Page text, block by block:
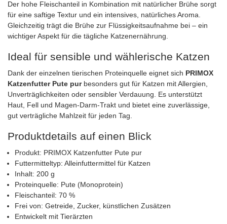
Der hohe Fleischanteil in Kombination mit natürlicher Brühe sorgt
für eine saftige Textur und ein intensives, natürliches Aroma.
Gleichzeitig trägt die Brühe zur Flüssigkeitsaufnahme bei – ein
wichtiger Aspekt für die tägliche Katzenernährung.
Ideal für sensible und wählerische Katzen
Dank der einzelnen tierischen Proteinquelle eignet sich PRIMOX
Katzenfutter Pute purbesonders gut für Katzen mit Allergien,
Unverträglichkeiten oder sensibler Verdauung. Es unterstützt
Haut, Fell und Magen-Darm-Trakt und bietet eine zuverlässige,
gut verträgliche Mahlzeit für jeden Tag.
Produktdetails auf einen Blick
Produkt: PRIMOX Katzenfutter Pute pur
Futtermitteltyp: Alleinfuttermittel für Katzen
Inhalt: 200 g
Proteinquelle: Pute (Monoprotein)
Fleischanteil: 70 %
Frei von: Getreide, Zucker, künstlichen Zusätzen
Entwickelt mit Tierärzten